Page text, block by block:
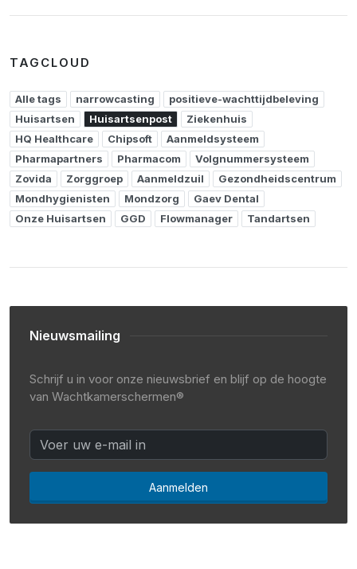
TAGCLOUD
Alle tags narrowcasting
positieve-wachttijdbeleving
Huisartsen
Huisartsenpost
Ziekenhuis
HQ Healthcare
Chipsoft
Aanmeldsysteem
Pharmapartners
Pharmacom
Volgnummersysteem
Zovida
Zorggroep Aanmeldzuil
Gezondheidscentrum
Mondhygienisten
Mondzorg
Gaev Dental
Onze Huisartsen
GGD Flowmanager Tandartsen
Nieuwsmailing
Schrijf u in voor onze nieuwsbrief en blijf op de hoogte
van Wachtkamerschermen®
Aanmelden